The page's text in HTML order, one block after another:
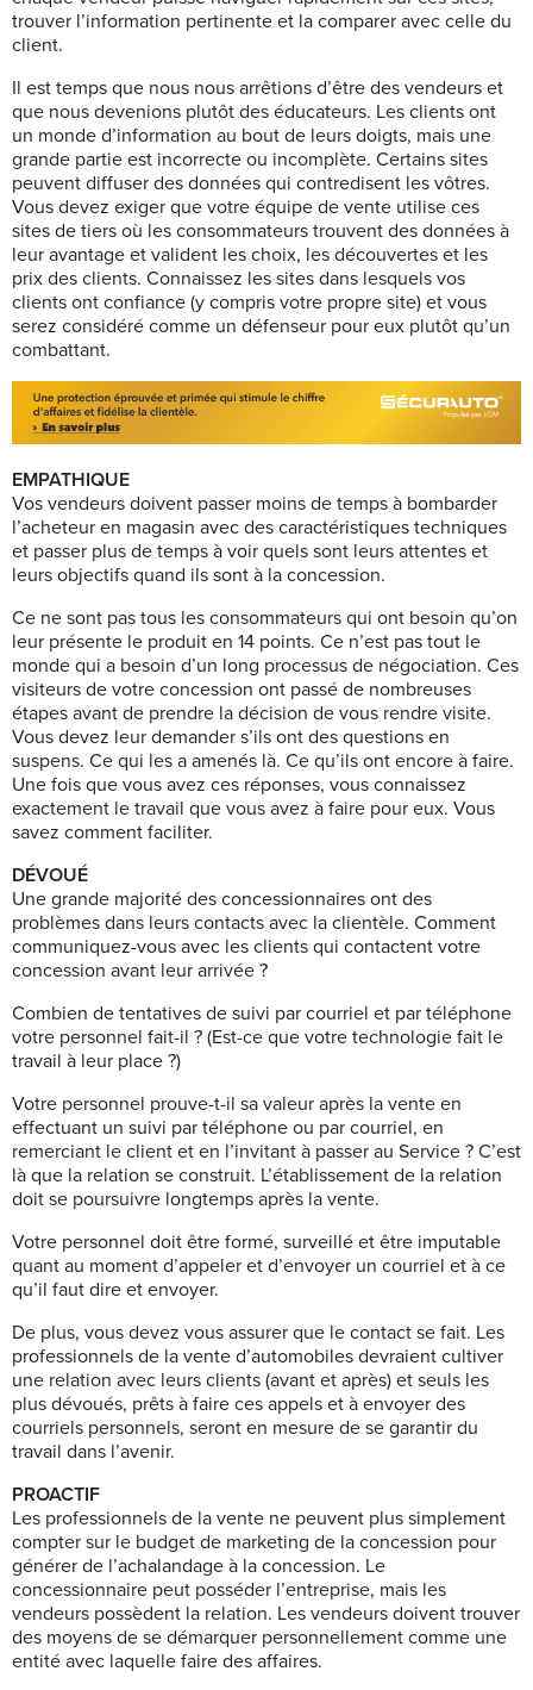
trouver l’information pertinente et la comparer avec celle du
client.
Il est temps que nous nous arrêtions d’être des vendeurs et
que nous devenions plutôt des éducateurs. Les clients ont
un monde d’information au bout de leurs doigts, mais une
grande partie est incorrecte ou incomplète. Certains sites
peuvent diffuser des données qui contredisent les vôtres.
Vous devez exiger que votre équipe de vente utilise ces
sites de tiers où les consommateurs trouvent des données à
leur avantage et valident les choix, les découvertes et les
prix des clients. Connaissez les sites dans lesquels vos
clients ont confiance (y compris votre propre site) et vous
serez considéré comme un défenseur pour eux plutôt qu’un
combattant.
EMPATHIQUE
Vos vendeurs doivent passer moins de temps à bombarder
l’acheteur en magasin avec des caractéristiques techniques
et passer plus de temps à voir quels sont leurs attentes et
leurs objectifs quand ils sont à la concession.
Ce ne sont pas tous les consommateurs qui ont besoin qu’on
leur présente le produit en 14 points. Ce n’est pas tout le
monde qui a besoin d’un long processus de négociation. Ces
visiteurs de votre concession ont passé de nombreuses
étapes avant de prendre la décision de vous rendre visite.
Vous devez leur demander s’ils ont des questions en
suspens. Ce qui les a amenés là. Ce qu’ils ont encore à faire.
Une fois que vous avez ces réponses, vous connaissez
exactement le travail que vous avez à faire pour eux. Vous
savez comment faciliter.
DÉVOUÉ
Une grande majorité des concessionnaires ont des
problèmes dans leurs contacts avec la clientèle. Comment
communiquez-vous avec les clients qui contactent votre
concession avant leur arrivée ?
Combien de tentatives de suivi par courriel et par téléphone
votre personnel fait-il ? (Est-ce que votre technologie fait le
travail à leur place ?)
Votre personnel prouve-t-il sa valeur après la vente en
effectuant un suivi par téléphone ou par courriel, en
remerciant le client et en l’invitant à passer au Service ? C’est
là que la relation se construit. L’établissement de la relation
doit se poursuivre longtemps après la vente.
Votre personnel doit être formé, surveillé et être imputable
quant au moment d’appeler et d’envoyer un courriel et à ce
qu’il faut dire et envoyer.
De plus, vous devez vous assurer que le contact se fait. Les
professionnels de la vente d’automobiles devraient cultiver
une relation avec leurs clients (avant et après) et seuls les
plus dévoués, prêts à faire ces appels et à envoyer des
courriels personnels, seront en mesure de se garantir du
travail dans l’avenir.
PROACTIF
Les professionnels de la vente ne peuvent plus simplement
compter sur le budget de marketing de la concession pour
générer de l’achalandage à la concession. Le
concessionnaire peut posséder l’entreprise, mais les
vendeurs possèdent la relation. Les vendeurs doivent trouver
des moyens de se démarquer personnellement comme une
entité avec laquelle faire des affaires.